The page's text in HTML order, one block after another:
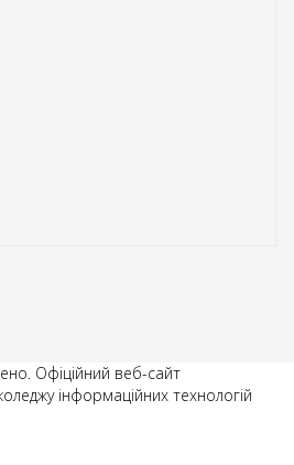
Офіційний веб-сайт
інформаційних технологій